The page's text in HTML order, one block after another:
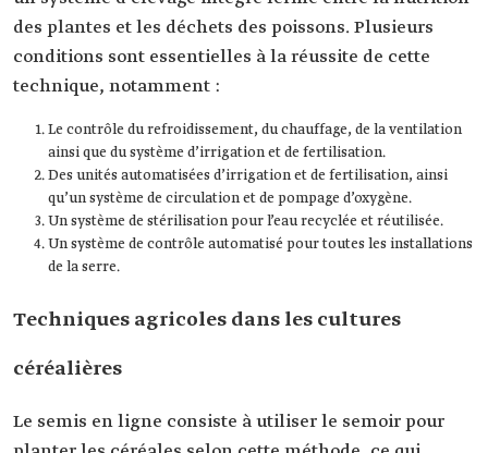
des plantes et les déchets des poissons. Plusieurs
conditions sont essentielles à la réussite de cette
technique, notamment :
Le contrôle du refroidissement, du chauffage, de la ventilation
ainsi que du système d’irrigation et de fertilisation.
Des unités automatisées d’irrigation et de fertilisation, ainsi
qu’un système de circulation et de pompage d’oxygène.
Un système de stérilisation pour l’eau recyclée et réutilisée.
Un système de contrôle automatisé pour toutes les installations
de la serre.
Techniques agricoles dans les cultures
céréalières
Le semis en ligne consiste à utiliser le semoir pour